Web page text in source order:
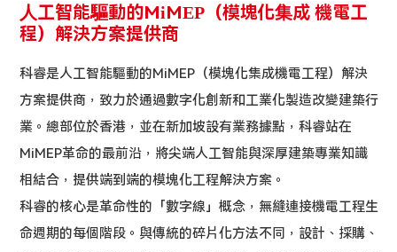
人工智能驅動的MiMEP（模塊化集成 機電工
程）解決方案提供商
科睿是人工智能驅動的MiMEP（模塊化集成機電工程）解決
方案提供商，致力於通過數字化創新和工業化製造改變建築行
業。總部位於香港，並在新加坡設有業務據點，科睿站在
MiMEP革命的最前沿，將尖端人工智能與深厚建築專業知識
相結合，提供端到端的模塊化工程解決方案。
科睿的核心是革命性的「數字線」概念，無縫連接機電工程生
命週期的每個階段。與傳統的碎片化方法不同，設計、採購、